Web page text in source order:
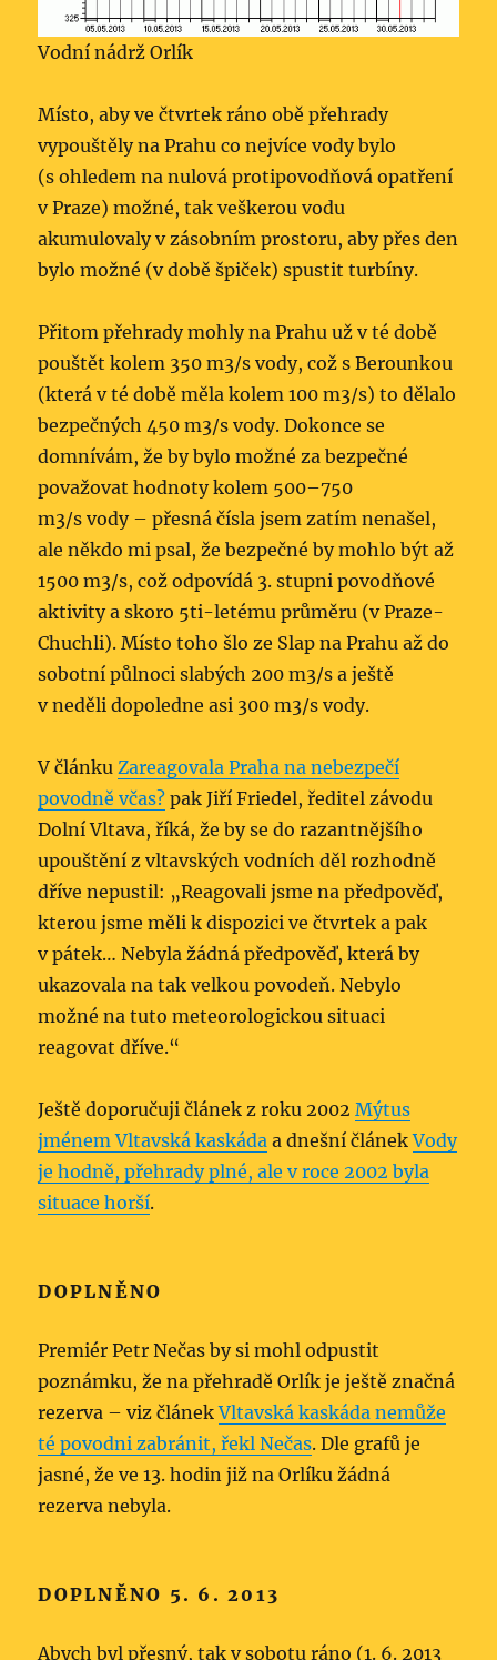
Vodní nádrž Orlík
Místo, aby ve čtvrtek ráno obě přehrady
vypouštěly na Prahu co nejvíce vody bylo
(s ohledem na nulová protipovodňová opatření
v Praze) možné, tak veškerou vodu
akumulovaly v zásobním prostoru, aby přes den
bylo možné (v době špiček) spustit turbíny.
Přitom přehrady mohly na Prahu už v té době
pouštět kolem 350 m3/s vody, což s Berounkou
(která v té době měla kolem 100 m3/s) to dělalo
bezpečných 450 m3/s vody. Dokonce se
domnívám, že by bylo možné za bezpečné
považovat hodnoty kolem 500–750
m3/s vody – přesná čísla jsem zatím nenašel,
ale někdo mi psal, že bezpečné by mohlo být až
1500 m3/s, což odpovídá 3. stupni povodňové
aktivity a skoro 5ti-letému průměru (v Praze-
Chuchli). Místo toho šlo ze Slap na Prahu až do
sobotní půlnoci slabých 200 m3/s a ještě
v neděli dopoledne asi 300 m3/s vody.
V článku Zareagovala Praha na nebezpečí
povodně včas? pak Jiří Friedel, ředitel závodu
Dolní Vltava, říká, že by se do razantnějšího
upouštění z vltavských vodních děl rozhodně
dříve nepustil: „Reagovali jsme na předpověď,
kterou jsme měli k dispozici ve čtvrtek a pak
v pátek… Nebyla žádná předpověď, která by
ukazovala na tak velkou povodeň. Nebylo
možné na tuto meteorologickou situaci
reagovat dříve.“
Ještě doporučuji článek z roku 2002Mýtus
jménem Vltavská kaskáda a dnešní článekVody
je hodně, přehrady plné, ale v roce 2002 byla
situace horší.
DOPLNĚNO
Premiér Petr Nečas by si mohl odpustit
poznámku, že na přehradě Orlík je ještě značná
rezerva – viz článekVltavská kaskáda nemůže
té povodni zabránit, řekl Nečas. Dle grafů je
jasné, že ve 13. hodin již na Orlíku žádná
rezerva nebyla.
DOPLNĚNO 5. 6. 2013
Abych byl přesný, tak v sobotu ráno (1. 6. 2013